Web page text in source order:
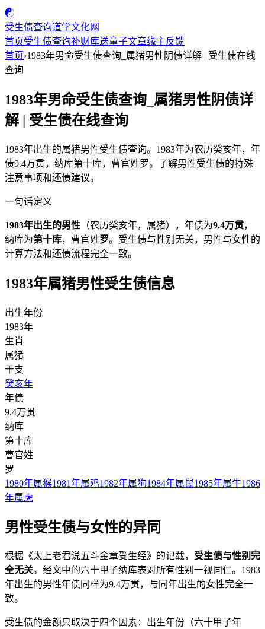
☯
受生债查询道学文化网
首页受生债查询补财库送童子文章缘主反馈
首页›1983年男命受生债查询_属猪男性阴债详解 | 受生债在线
查询
1983年男命受生债查询_属猪男性阴债详
解 | 受生债在线查询
1983年出生的属猪男性受生债查询。1983年为农历癸亥年，年
债9.4万贯，纳库第十库，曹官姓罗。了解男性受生债的特殊
注意事项和还债建议。
一句话定义
1983年出生的男性 （农历癸亥年，属猪），年债为9.4万贯，
纳库为第十库，曹官姓罗。受生债与性别无关，男性与女性的
计算方法和还债流程完全一致。
1983年属猪男性受生债信息
出生年份
1983年
生肖
属猪
干支
癸亥年
年债
9.4万贯
纳库
第十库
曹官姓
罗
1980年属猴1981年属鸡1982年属狗1984年属鼠1985年属牛1986
年属虎
男性受生债与女性的异同
根据《太上老君说五斗金章受生经》的记载， 受生债与性别完
全无关。经文中的六十甲子纳库表对所有性别一视同仁。1983
年出生的男性年债同样为9.4万贯，与同年出生的女性完全一
致。
受生债的金额只取决于四个因素：出生年份（六十甲子年